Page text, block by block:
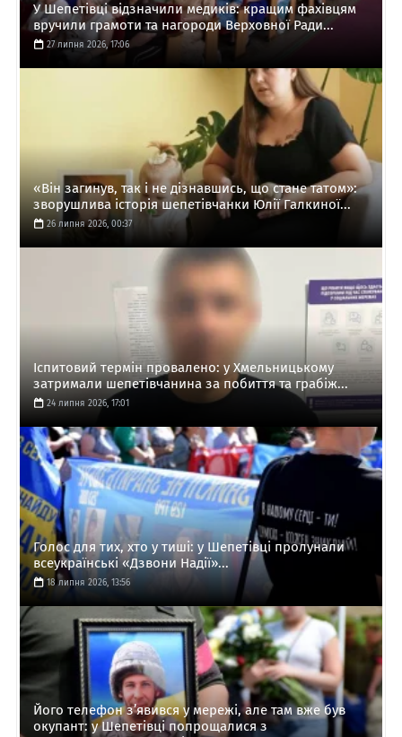
У Шепетівці відзначили медиків: кращим фахівцям
вручили грамоти та нагороди Верховної Ради...
27 липня 2026, 17:06
«Він загинув, так і не дізнавшись, що стане татом»:
зворушлива історія шепетівчанки Юлії Галкиної...
26 липня 2026, 00:37
Іспитовий термін провалено: у Хмельницькому
затримали шепетівчанина за побиття та грабіж...
24 липня 2026, 17:01
Голос для тих, хто у тиші: у Шепетівці пролунали
всеукраїнські «Дзвони Надії»...
18 липня 2026, 13:56
Його телефон з’явився у мережі, але там вже був
окупант: у Шепетівці попрощалися з